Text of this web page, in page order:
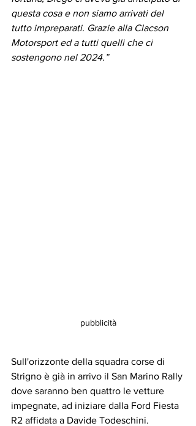
questa cosa e non siamo arrivati del
tutto impreparati. Grazie alla Clacson
Motorsport ed a tutti quelli che ci
sostengono nel 2024.”
pubblicità
Sull'orizzonte della squadra corse di
Strigno è già in arrivo il San Marino Rally
dove saranno ben quattro le vetture
impegnate, ad iniziare dalla Ford Fiesta
R2 affidata a Davide Todeschini.